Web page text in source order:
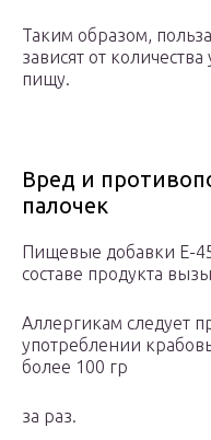
Таким образом,
зависят от
пищу.
Вред и
палочек
Пищевые добавки Е-
составе продукта
Аллергикам следует
употреблении
более 100 гр
за раз.